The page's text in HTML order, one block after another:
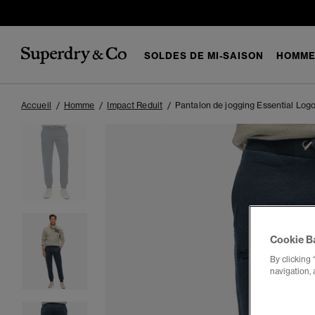
SOLDES DE MI-SAISON HOMME
Accueil Homme Impact Reduit Pantalon de jogging Essential
Cookie
By clicking
navigation,